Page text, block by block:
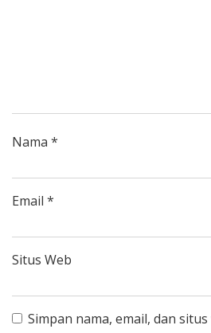
Nama *
Email *
Situs Web
Simpan nama, email, dan